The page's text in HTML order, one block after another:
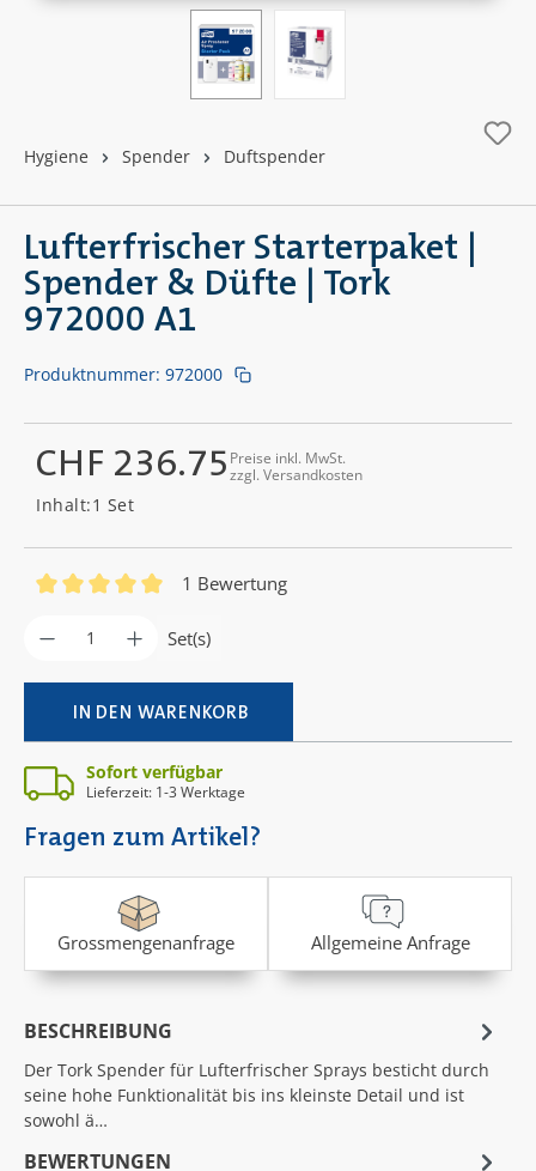
Hygiene Spender Duftspender
Lufterfrischer Starterpaket |
Spender & Düfte | Tork
972000 A1
Regulärer Preis:
CHF 236.75 Preise inkl. MwSt.
zzgl. Versandkosten
Inhalt:1 Set
1 Bewertung
Produkt Anzahl: Gib den gewünschten
Set(s)
IN DEN WARENKORB
Sofort verfügbar
Lieferzeit: 1-3 Werktage
Produktnummer: 972000
Fragen zum Artikel?
Grossmengenanfrage Allgemeine Anfrage
BESCHREIBUNG
Der Tork Spender für Lufterfrischer Sprays besticht durch
seine hohe Funktionalität bis ins kleinste Detail und ist
sowohl ä…
BEWERTUNGEN